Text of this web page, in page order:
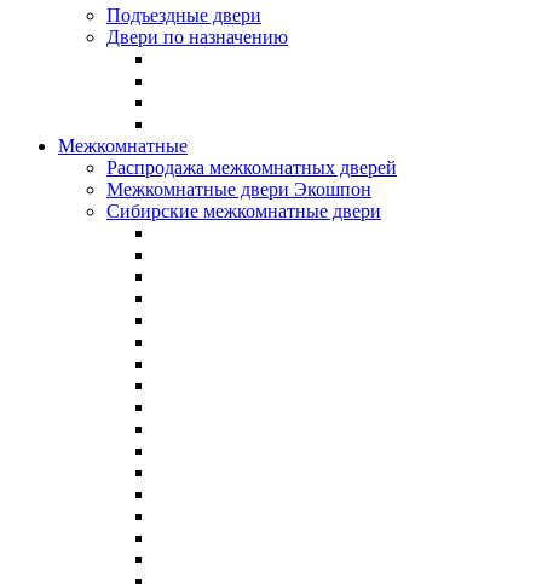
Подъездные двери
Двери по назначению
Межкомнатные
Распродажа межкомнатных дверей
Межкомнатные двери Экошпон
Сибирские межкомнатные двери